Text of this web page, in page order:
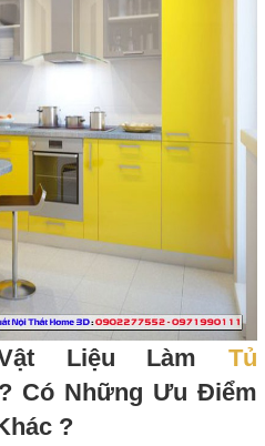
Liệu Làm Tủ
Có Những Ưu Điểm
?